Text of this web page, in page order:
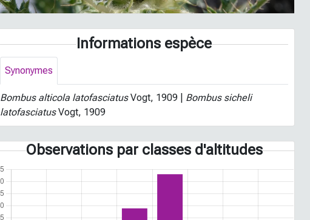
Informations espèce
Synonymes
Bombus alticola latofasciatusVogt, 1909 | Bombus sicheli
latofasciatusVogt, 1909
Observations par classes d'altitudes